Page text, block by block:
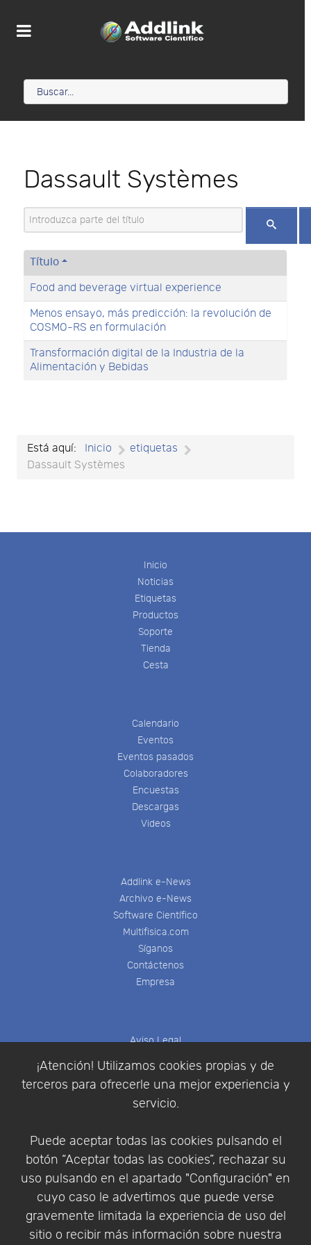
¡Atención! Utilizamos cookies propias y de
terceros para ofrecerle una mejor experiencia y
servicio.
Puede aceptar todas las cookies pulsando el
botón “Aceptar todas las cookies”, rechazar su
uso pulsando en el apartado "Configuración" en
cuyo caso le advertimos que puede verse
gravemente limitada la experiencia de uso del
sitio o recibir más información sobre nuestra
Dassault Systèmes
Introduzca parte del título
Título
Food and beverage virtual experience
Menos ensayo, más predicción: la revolución de
COSMO-RS en formulación
Transformación digital de la Industria de la
Alimentación y Bebidas
Está aquí: Inicio
etiquetas
Dassault Systèmes
Inicio
Noticias
Etiquetas
Productos
Soporte
Tienda
Cesta
Calendario
Eventos
Eventos pasados
Colaboradores
Encuestas
Descargas
Videos
Addlink e-News
Archivo e-News
Software Científico
Multifisica.com
Síganos
Contáctenos
Empresa
Aviso Legal
Política de Privacidad
Condiciones de compra
Identificarse
Empresa|Aviso Legal| Política de Privacidad |
Política de Cookies